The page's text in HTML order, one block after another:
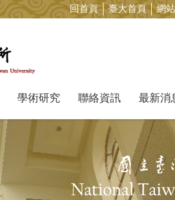
回首頁 臺大首頁 網
學術研究 聯絡資訊 最新消